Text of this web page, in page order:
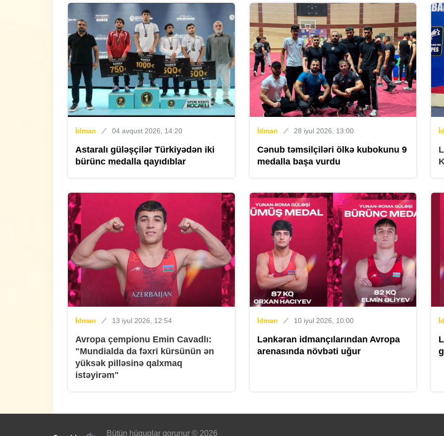
İdman 04 avqust 2026, 14:20
Astaralı güləşçilər Türkiyədən iki
bürünc medalla qayıdıblar
İdman 28 iyul 2026, 13:00
Cənub təmsilçiləri ölkə kubokunu 9
medalla başa vurdu
İdman 13 iyul 2026, 12:54
Avropa çempionu Emin Cavadlı:
"Mundialda da fəxri kürsünün ən
yüksək pilləsinə qalxmaq
istəyirəm"
İdman 10 iyul 2026, 10:00
Lənkəran idmançılarından Avropa
arenasında növbəti uğur
Bütün hüquqlar qorunur © 2026